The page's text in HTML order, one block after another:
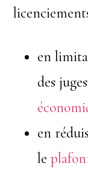
en
des
en
le